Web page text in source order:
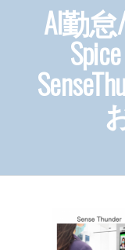
AI勤怠